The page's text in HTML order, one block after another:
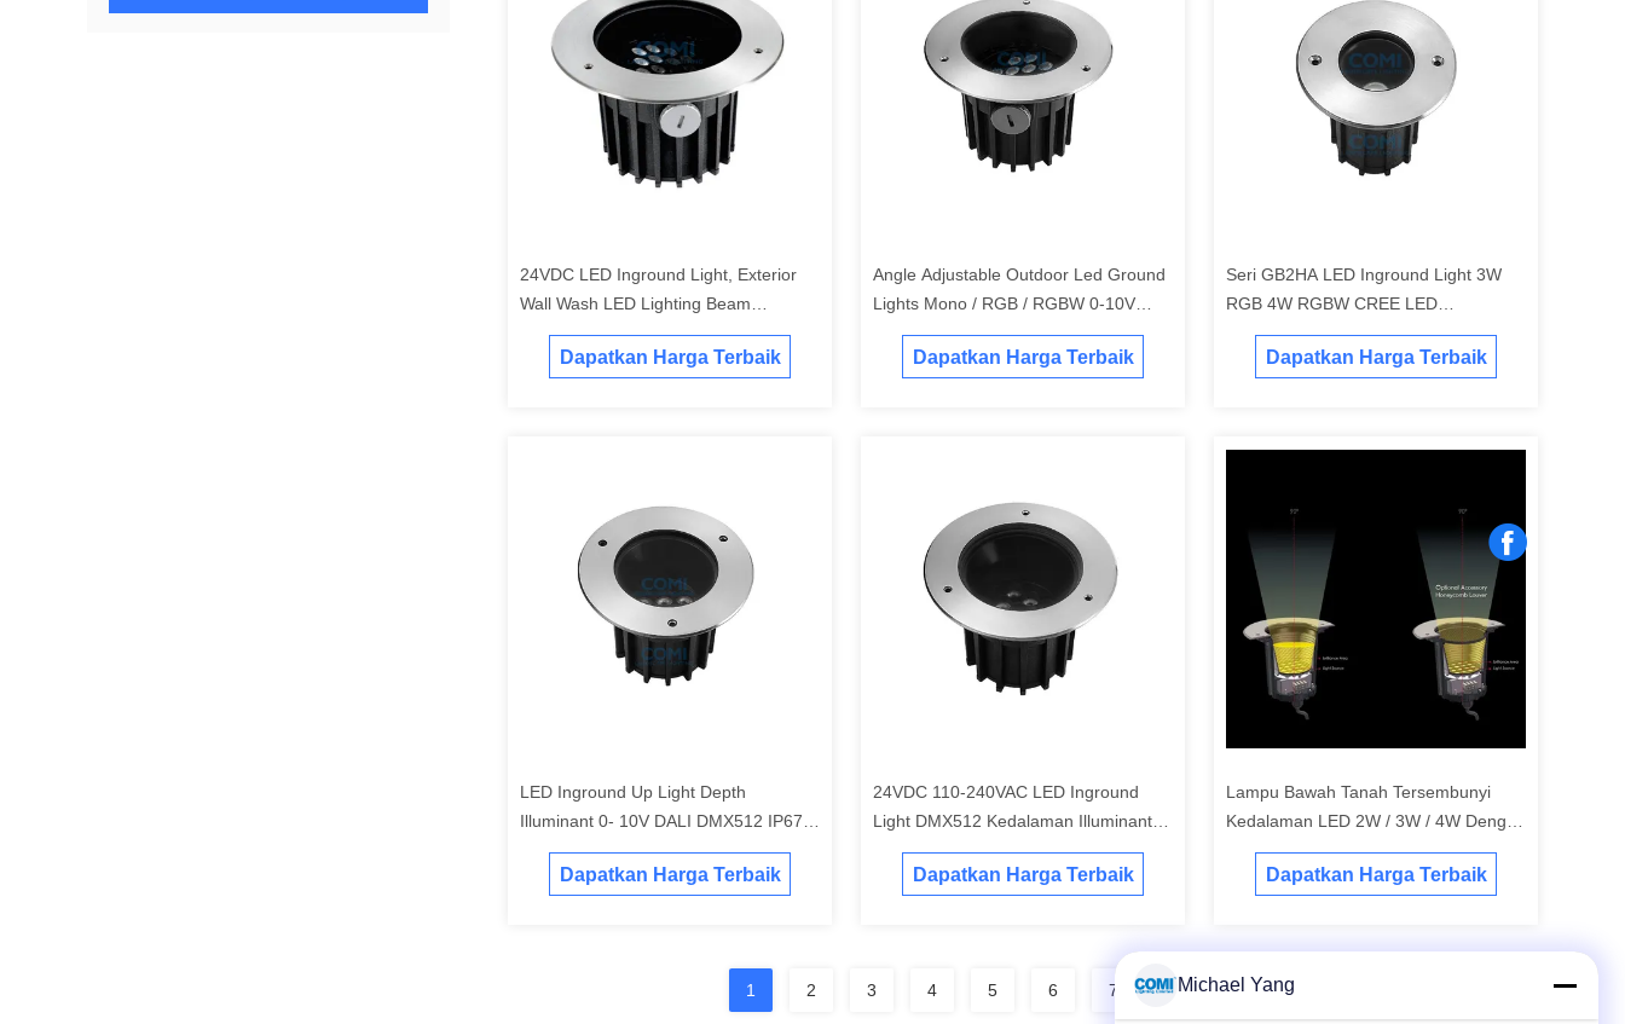
24VDC LED Inground Light, Exterior
Wall Wash LED Lighting Beam
Direction Adjustable
Dapatkan Harga Terbaik
Angle Adjustable Outdoor Led Ground
Lights Mono / RGB / RGBW 0-10V
DALI PWM Dukungan
Dapatkan Harga Terbaik
Seri GB2HA LED Inground Light 3W
RGB 4W RGBW CREE LED
Kedalaman Illuminant IP67
Dapatkan Harga Terbaik
LED Inground Up Light Depth
Illuminant 0- 10V DALI DMX512 IP67
Untuk Pencahayaan Lanskap Bawah
Tanah Luar Ruangan
Dapatkan Harga Terbaik
24VDC 110-240VAC LED Inground
Light DMX512 Kedalaman Illuminant
Outdoor Wall Washer Lighting
Dapatkan Harga Terbaik
Lampu Bawah Tanah Tersembunyi
Kedalaman LED 2W / 3W / 4W Dengan
Driver LED Yang Baik
Dapatkan Harga Terbaik
1 2 3 4 5 6 7 8 Michael Yang